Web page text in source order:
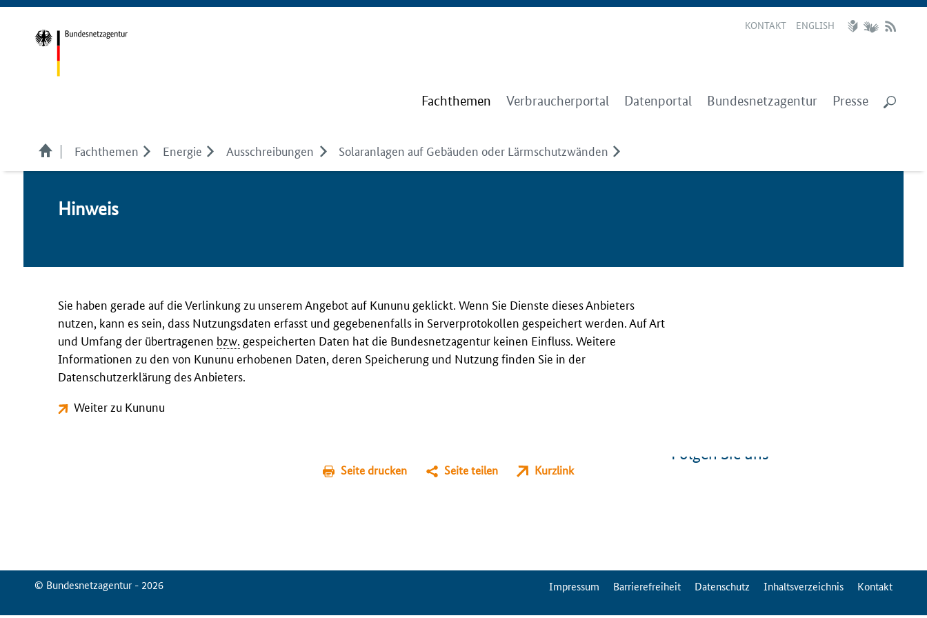
KONTAKT ENGLISH
Fachthemen Verbraucherportal Datenportal Bundesnetzagentur Presse
Fachthemen Energie Ausschreibungen Solaranlagen auf Gebäuden oder Lärmschutzwänden
Hin­weis
Sie haben gerade auf die Verlinkung zu unserem Angebot auf Kununu geklickt. Wenn Sie Dienste dieses Anbieters
nutzen, kann es sein, dass Nutzungsdaten erfasst und gegebenenfalls in Serverprotokollen gespeichert werden. Auf Art
und Umfang der übertragenen bzw. gespeicherten Daten hat die Bundesnetzagentur keinen Einfluss. Weitere
Informationen zu den von Kununu erhobenen Daten, deren Speicherung und Nutzung finden Sie in der
Datenschutzerklärung des Anbieters.
Weiter zu Kununu
Seite drucken Seite teilen Kurzlink
Folgen Sie uns
© Bundesnetzagentur - 2026 ServiceMenuImpressum Barrierefreiheit Datenschutz Inhaltsverzeichnis Kontakt